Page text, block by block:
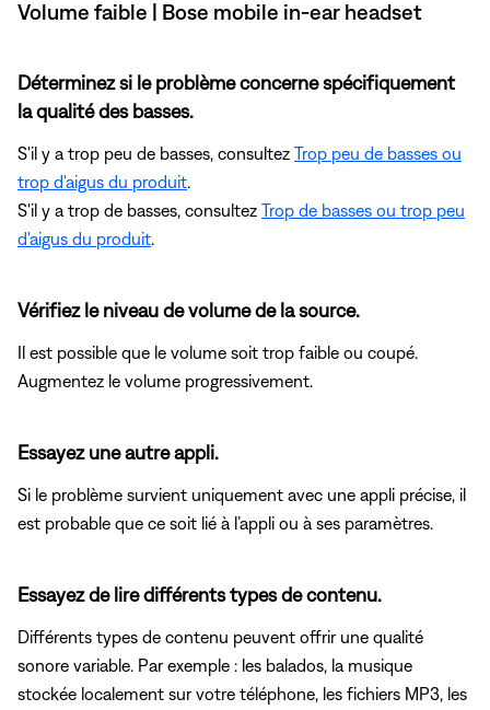
Volume faible | Bose mobile in-ear headset
Déterminez si le problème concerne spécifiquement
la qualité des basses.
S'il y a trop peu de basses, consultez Trop peu de basses ou
trop d'aigus du produit
S'il y a trop de basses, consultez Trop de basses ou trop peu
d'aigus du produit
Vérifiez le niveau de volume de la source.
Il est possible que le volume soit trop faible ou coupé.
Augmentez le volume progressivement.
Essayez une autre appli.
Si le problème survient uniquement avec une appli précise, il
est probable que ce soit lié à l’appli ou à ses paramètres.
Essayez de lire différents types de contenu.
Différents types de contenu peuvent offrir une qualité
sonore variable. Par exemple : les balados, la musique
stockée localement sur votre téléphone, les fichiers MP3, les